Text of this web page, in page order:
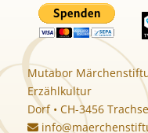
Mutabor
Erzählkultur
Dorf • CH-3456